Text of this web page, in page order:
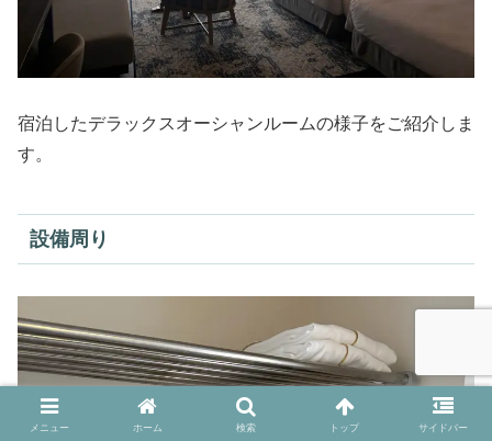
宿泊したデラックスオーシャンルームの様子をご紹介しま
す。
設備周り
メニュー ホーム 検索 トップ サイドバー